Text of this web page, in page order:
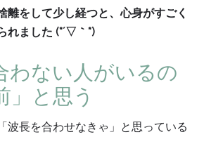
離をして少し経つと、心身がすごく
れました (*´▽｀*)
わない人がいるの
」と思う
波長を合わせなきゃ」と思っている